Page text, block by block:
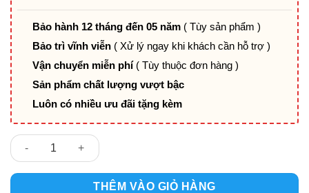
Bảo hành 12 tháng đến 05 năm ( Tùy sản phẩm )
Bảo trì vĩnh viễn ( Xử lý ngay khi khách cần hỗ trợ )
Vận chuyển miễn phí ( Tùy thuộc đơn hàng )
Sản phẩm chất lượng vượt bậc
Luôn có nhiều ưu đãi tặng kèm
Ghế băng chờ 3 chỗ ngồi bọc nệm không tựa BC6-3MBN số
THÊM VÀO GIỎ HÀNG